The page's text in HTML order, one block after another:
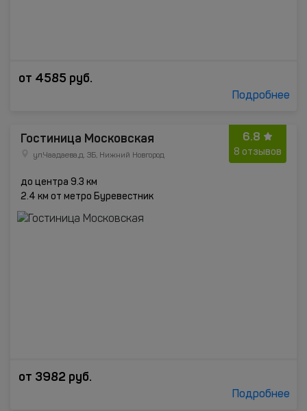
от 4585 руб.
Подробнее
6.8
8 отзывов
Гостиница Московская
ул.Чаадаева,д. 3Б, Нижний Новгород
до центра 9.3 км
2.4 км от метро Буревестник
от 3982 руб.
Подробнее